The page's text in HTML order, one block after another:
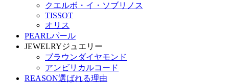
クエルボ・イ・ソブリノス
TISSOT
オリス
PEARLパール
JEWELRYジュエリー
ブラウンダイヤモンド
アンビリカルコード
REASON選ばれる理由